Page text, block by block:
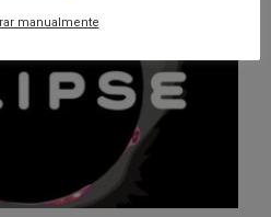
manualmente